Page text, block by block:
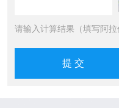
请输入计算结果（填写阿